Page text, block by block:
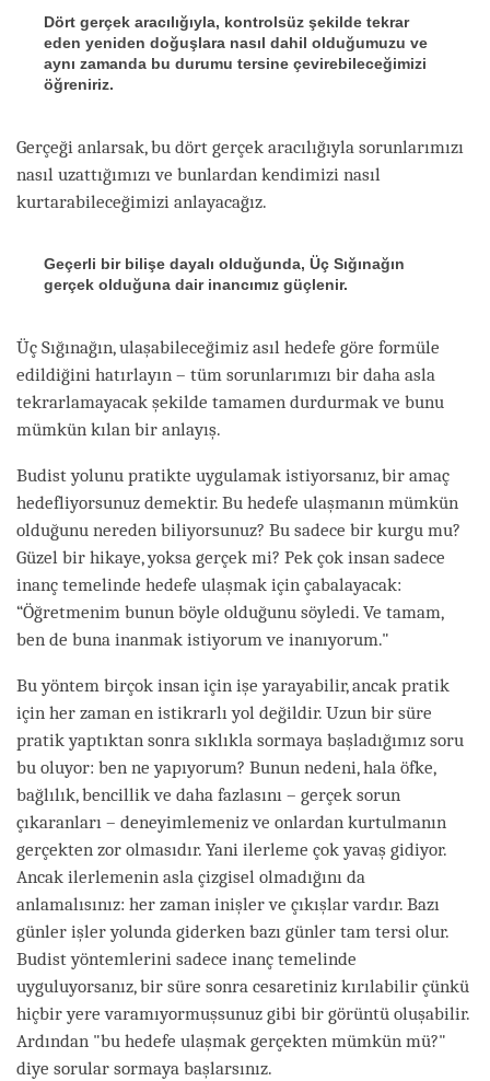
Dört gerçek aracılığıyla, kontrolsüz şekilde tekrar
eden yeniden doğuşlara nasıl dahil olduğumuzu ve
aynı zamanda bu durumu tersine çevirebileceğimizi
öğreniriz.
Gerçeği anlarsak, bu dört gerçek aracılığıyla sorunlarımızı
nasıl uzattığımızı ve bunlardan kendimizi nasıl
kurtarabileceğimizi anlayacağız.
Geçerli bir bilişe dayalı olduğunda, Üç Sığınağın
gerçek olduğuna dair inancımız güçlenir.
Üç Sığınağın, ulaşabileceğimiz asıl hedefe göre formüle
edildiğini hatırlayın – tüm sorunlarımızı bir daha asla
tekrarlamayacak şekilde tamamen durdurmak ve bunu
mümkün kılan bir anlayış.
Budist yolunu pratikte uygulamak istiyorsanız, bir amaç
hedefliyorsunuz demektir. Bu hedefe ulaşmanın mümkün
olduğunu nereden biliyorsunuz? Bu sadece bir kurgu mu?
Güzel bir hikaye, yoksa gerçek mi? Pek çok insan sadece
inanç temelinde hedefe ulaşmak için çabalayacak:
“Öğretmenim bunun böyle olduğunu söyledi. Ve tamam,
ben de buna inanmak istiyorum ve inanıyorum."
Bu yöntem birçok insan için işe yarayabilir, ancak pratik
için her zaman en istikrarlı yol değildir. Uzun bir süre
pratik yaptıktan sonra sıklıkla sormaya başladığımız soru
bu oluyor: ben ne yapıyorum? Bunun nedeni, hala öfke,
bağlılık, bencillik ve daha fazlasını – gerçek sorun
çıkaranları – deneyimlemeniz ve onlardan kurtulmanın
gerçekten zor olmasıdır. Yani ilerleme çok yavaş gidiyor.
Ancak ilerlemenin asla çizgisel olmadığını da
anlamalısınız: her zaman inişler ve çıkışlar vardır. Bazı
günler işler yolunda giderken bazı günler tam tersi olur.
Budist yöntemlerini sadece inanç temelinde
uyguluyorsanız, bir süre sonra cesaretiniz kırılabilir çünkü
hiçbir yere varamıyormuşsunuz gibi bir görüntü oluşabilir.
Ardından "bu hedefe ulaşmak gerçekten mümkün mü?"
diye sorular sormaya başlarsınız.